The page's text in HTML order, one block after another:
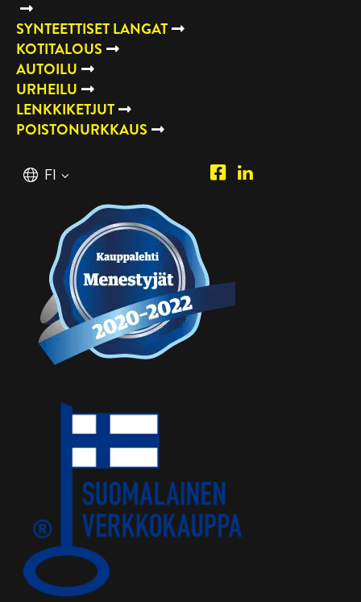
SYNTEETTISET LANGAT
KOTITALOUS
AUTOILU
URHEILU
LENKKIKETJUT
POISTONURKKAUS
Suomi
FI
Piipposhop.com
Manilla